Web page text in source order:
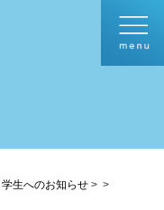
学生へのお知らせ > >